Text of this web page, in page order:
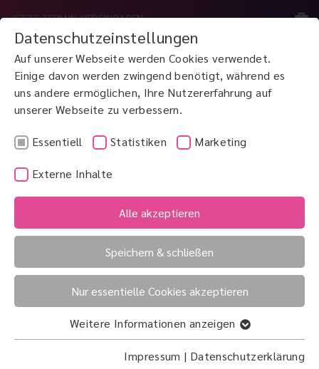
Datenschutzeinstellungen
Auf unserer Webseite werden Cookies verwendet.
Einige davon werden zwingend benötigt, während es
uns andere ermöglichen, Ihre Nutzererfahrung auf
unserer Webseite zu verbessern.
Essentiell Statistiken Marketing
Externe Inhalte
Alle akzeptieren
Speichern & schließen
Nur essentielle Cookies akzeptieren
Weitere Informationen anzeigen
Impressum | Datenschutzerklärung
JETZT TERMIN VEREINBAREN
JETZT ANRUFEN0800 3 100 900
Neovaskularisationsglaukom Netzhaut
Nervus opticus
Nervus opticus
Der Nervus opticus ist der 2. Hirnnerv und wird
auch als Sehnerv bezeichnet.